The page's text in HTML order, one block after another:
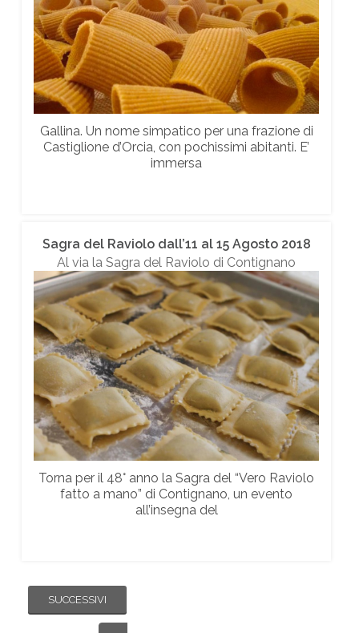
Gallina. Un nome simpatico per una frazione di
Castiglione d’Orcia, con pochissimi abitanti. E’
immersa
Sagra del Raviolo dall’11 al 15 Agosto 2018
Al via la Sagra del Raviolo di Contignano
Torna per il 48° anno la Sagra del “Vero Raviolo
fatto a mano” di Contignano, un evento
all’insegna del